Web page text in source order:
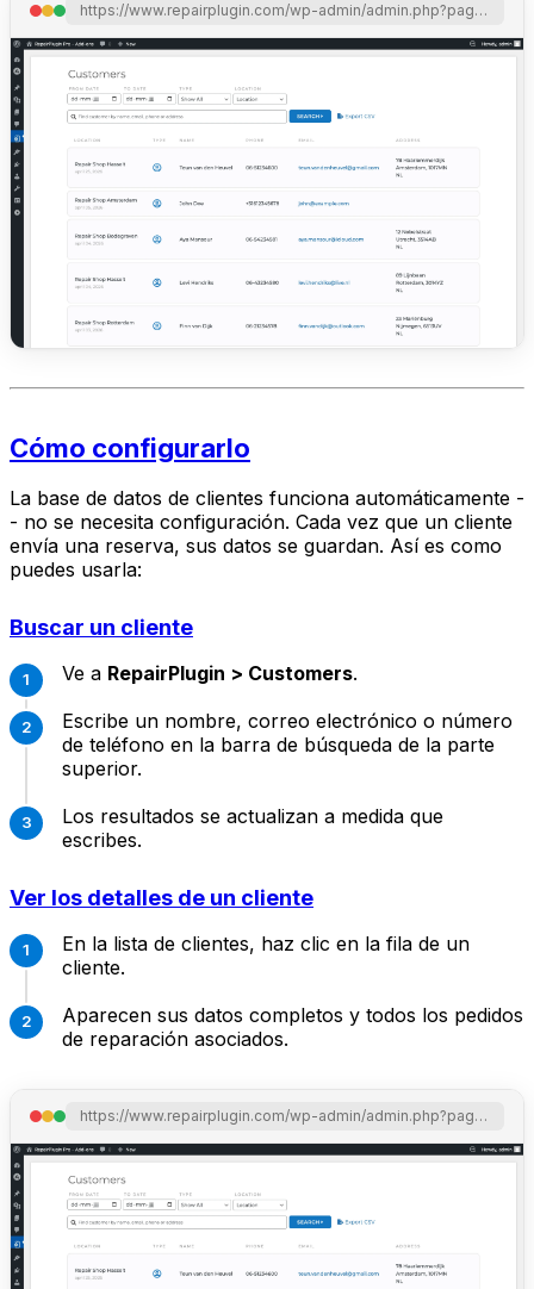
https://www.repairplugin.com/wp-admin/admin.php?page=wp_repair_customers
Cómo configurarlo
La base de datos de clientes funciona automáticamente -
- no se necesita configuración. Cada vez que un cliente
envía una reserva, sus datos se guardan. Así es como
puedes usarla:
Buscar un cliente
Ve a RepairPlugin > Customers.
Escribe un nombre, correo electrónico o número
de teléfono en la barra de búsqueda de la parte
superior.
Los resultados se actualizan a medida que
escribes.
Ver los detalles de un cliente
En la lista de clientes, haz clic en la fila de un
cliente.
Aparecen sus datos completos y todos los pedidos
de reparación asociados.
https://www.repairplugin.com/wp-admin/admin.php?page=wp_repair_customers